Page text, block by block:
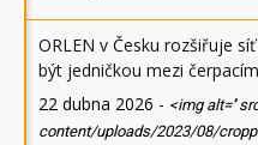
ORLEN v Česku rozšiřuje
být jedničkou mezi
22 dubna 2026 - <img alt=''
content/uploads/2023/08/